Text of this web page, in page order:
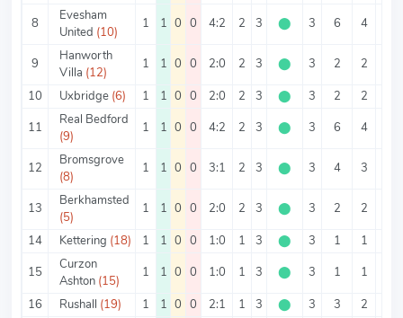
8
Evesham
United (10)
1 1 0 0 4:2 2 3 ⬤ 3 6 4
9
Hanworth
Villa (12)
1 1 0 0 2:0 2 3 ⬤ 3 2 2
10
Uxbridge (6) 1 1 0 0 2:0 2 3 ⬤ 3 2 2
11
Real Bedford
(9)
1 1 0 0 4:2 2 3 ⬤ 3 6 4
12
Bromsgrove
(8)
1 1 0 0 3:1 2 3 ⬤ 3 4 3
13
Berkhamsted
(5)
1 1 0 0 2:0 2 3 ⬤ 3 2 2
14
Kettering (18) 1 1 0 0 1:0 1 3 ⬤ 3 1 1
15
Curzon
Ashton (15)
1 1 0 0 1:0 1 3 ⬤ 3 1 1
16
Rushall (19) 1 1 0 0 2:1 1 3 ⬤ 3 3 2